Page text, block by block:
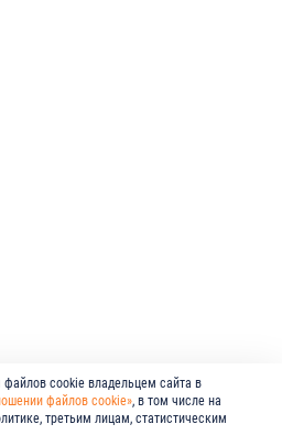
cookie владельцем сайта в
файлов cookie», в том числе на
третьим лицам, статистическим